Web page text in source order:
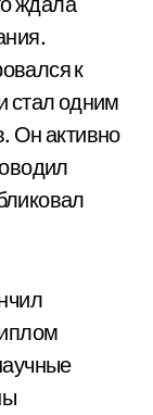
к
стал одним
Он активно